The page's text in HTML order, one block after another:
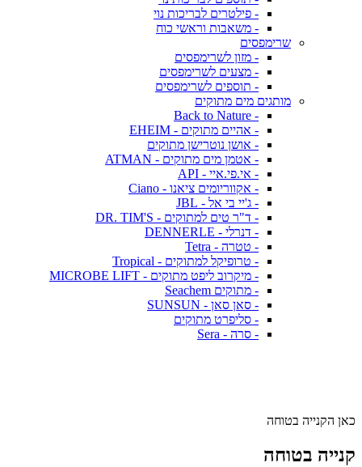
- פילטרים לבריכות נוי
- משאבות וראשי כוח
שרימפסים
- מזון לשרימפסים
- מצעים לשרימפסים
- תוספים לשרימפסים
מותגים מים מתוקים
- Back to Nature
- אהיים מתוקים - EHEIM
- אושן נוטרישן מתוקים
- אטמן מים מתוקים - ATMAN
- אי.פי.איי - API
- אקווריומים ציאנו - Ciano
- ג'יי בי אל - JBL
- ד"ר טים למתוקים - DR. TIM'S
- דנרלי - DENNERLE
- טטרה - Tetra
- טרופיקל למתוקים - Tropical
- מיקרוב ליפט מתוקים - MICROBE LIFT
- מתוקים Seachem
- סאן סאן - SUNSUN
- סליפרט מתוקים
- סרה - Sera
כאן הקנייה בטוחה
קנייה בטוחה